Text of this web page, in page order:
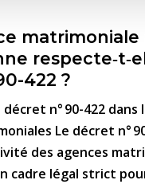
matrimoniale
422 ?
n° 90-422 dans
Le décret n°
des agences
cadre légal strict